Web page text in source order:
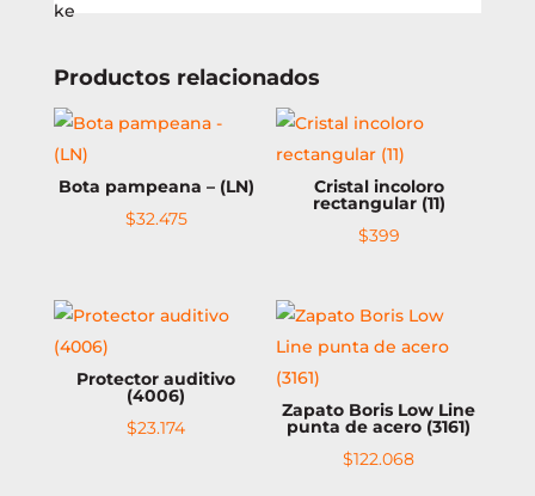
(UCU112B)
Productos relacionados
Bota pampeana – (LN)
$32.475
Cristal incoloro
rectangular (11)
$399
Protector auditivo
(4006)
$23.174
Zapato Boris Low Line
punta de acero (3161)
$122.068